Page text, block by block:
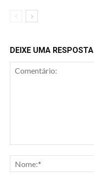
DEIXE UMA RESPOSTA